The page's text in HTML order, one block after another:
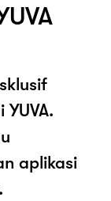
aplikasi